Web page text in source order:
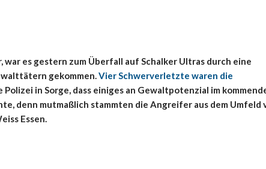
war es gestern zum Überfall auf Schalker Ultras durch eine
gekommen.Vier Schwerverletzte waren die
Polizei in Sorge, dass einiges an Gewaltpotenzial im
denn mutmaßlich stammten die Angreifer aus dem Umfeld
Essen.